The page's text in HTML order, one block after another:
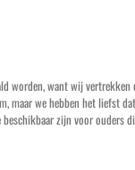
worden, want wij vertrekken
maar we hebben het liefst
zijn voor ouders